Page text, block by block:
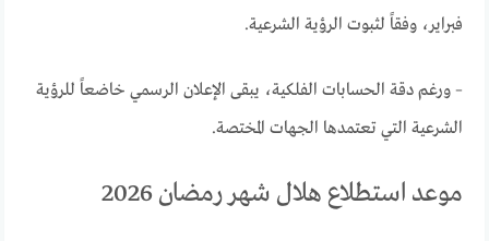
فبراير، وفقاً لثبوت الرؤية الشرعية.
– ورغم دقة الحسابات الفلكية، يبقى الإعلان الرسمي خاضعاً للرؤية
الشرعية التي تعتمدها الجهات المختصة.
موعد استطلاع هلال شهر رمضان 2026